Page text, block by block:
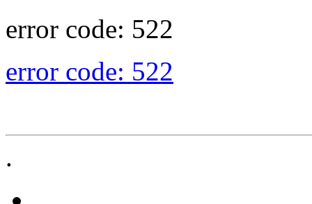
error code: 522
error code: 522
.